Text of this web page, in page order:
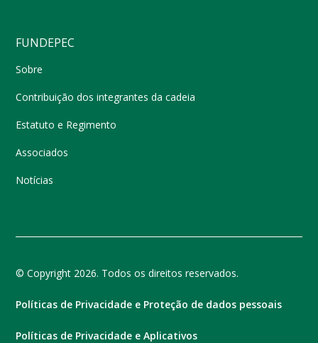
FUNDEPEC
Sobre
Contribuição dos integrantes da cadeia
Estatuto e Regimento
Associados
Notícias
© Copyright 2026. Todos os direitos reservados.
Políticas de Privacidade e Proteção de dados pessoais
Políticas de Privacidade e Aplicativos